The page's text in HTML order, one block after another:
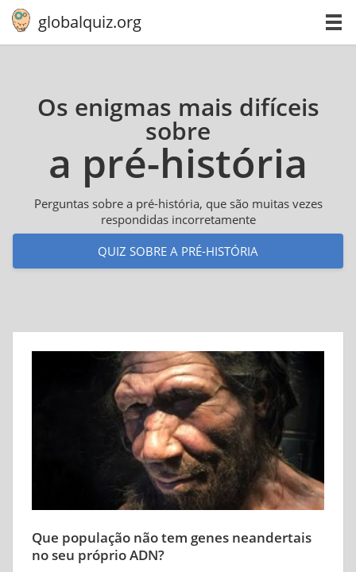
globalquiz.org
Os enigmas mais difíceis
sobre
a pré-his­tó­ria
Perguntas sobre a pré-história, que são muitas vezes
respondidas incorretamente
QUIZ SOBRE A PRÉ-HISTÓRIA
Que população não tem genes neandertais
no seu próprio ADN?